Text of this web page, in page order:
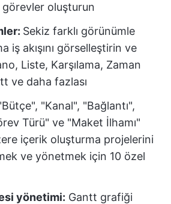
oluşturun
Sekiz farklı görünümle
iş akışını görselleştirin ve
Liste, Karşılama, Zaman
ve daha fazlası
"Kanal", "Bağlantı",
Türü" ve "Maket İlhamı"
içerik oluşturma projelerini
ve yönetmek için 10 özel
yönetimi: Gantt grafiği